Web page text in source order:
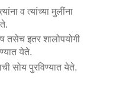
व त्यांच्या मुलींना
तसेच इतर शालोपयोगी
येते.
सोय पुरविण्यात येते.